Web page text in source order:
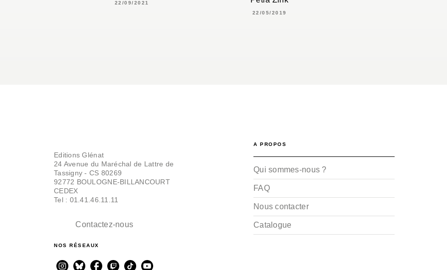
22/09/2021
22/05/2019
Editions Glénat
24 Avenue du Maréchal de Lattre de
Tassigny - CS 80269
92772 BOULOGNE-BILLANCOURT
CEDEX
Tel : 01.41.46.11.11
Contactez-nous
NOS RÉSEAUX
A PROPOS
Qui sommes-nous ?
FAQ
Nous contacter
Catalogue